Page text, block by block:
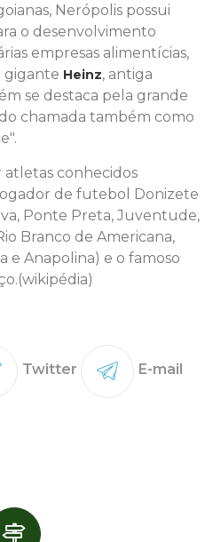
Nerópolis possui
o desenvolvimento
empresas alimentícias,
gigante Heinz, antiga
se destaca pela grande
chamada também como
atletas conhecidos
de futebol Donizete
Ponte Preta, Juventude,
Branco de Americana,
e Anapolina) e o famoso
Twitter E-mail